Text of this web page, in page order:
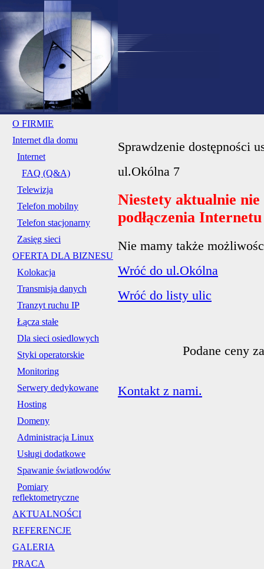
O FIRMIE
Internet dla domu
Internet
FAQ (Q&A)
Telewizja
Telefon mobilny
Telefon stacjonarny
Zasięg sieci
OFERTA DLA BIZNESU
Kolokacja
Transmisja danych
Tranzyt ruchu IP
Łącza stałe
Dla sieci osiedlowych
Styki operatorskie
Monitoring
Serwery dedykowane
Hosting
Domeny
Administracja Linux
Usługi dodatkowe
Spawanie światłowodów
Pomiary
reflektometryczne
AKTUALNOŚCI
REFERENCJE
GALERIA
PRACA
Sprawdzenie dostępności
ul.Okólna 7
Niestety aktualnie
podłączenia
Nie mamy także
Wróć do ul.Okólna
Wróć do listy ulic
Podane ceny
Kontakt z nami.